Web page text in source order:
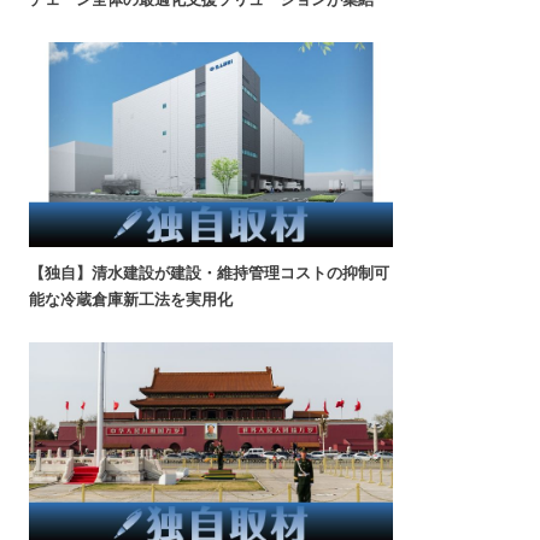
【独自】清水建設が建設・維持管理コストの抑制可
能な冷蔵倉庫新工法を実用化